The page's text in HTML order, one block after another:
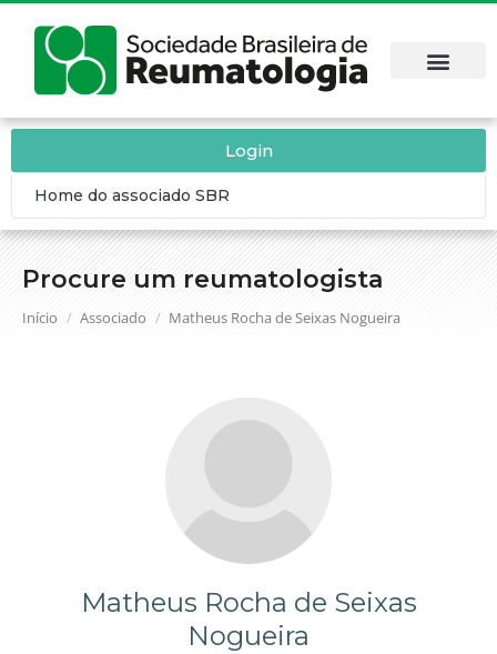
Procure um reumatologista
Você está aqui:
Início Associado Matheus Rocha de Seixas Nogueira
Login
Home do associado SBR
Matheus Rocha de Seixas
Nogueira